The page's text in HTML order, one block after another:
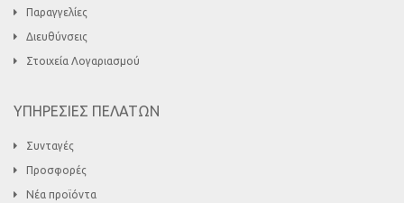
Παραγγελίες
Διευθύνσεις
Στοιχεία Λογαριασμού
ΥΠΗΡΕΣΙΕΣ ΠΕΛΑΤΩΝ
Συνταγές
Προσφορές
Νέα προϊόντα